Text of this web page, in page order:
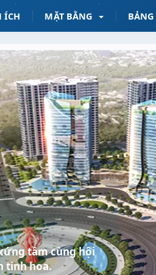
ÍCH MẶT BẰNG
tầm cùng hội
tinh hoa.